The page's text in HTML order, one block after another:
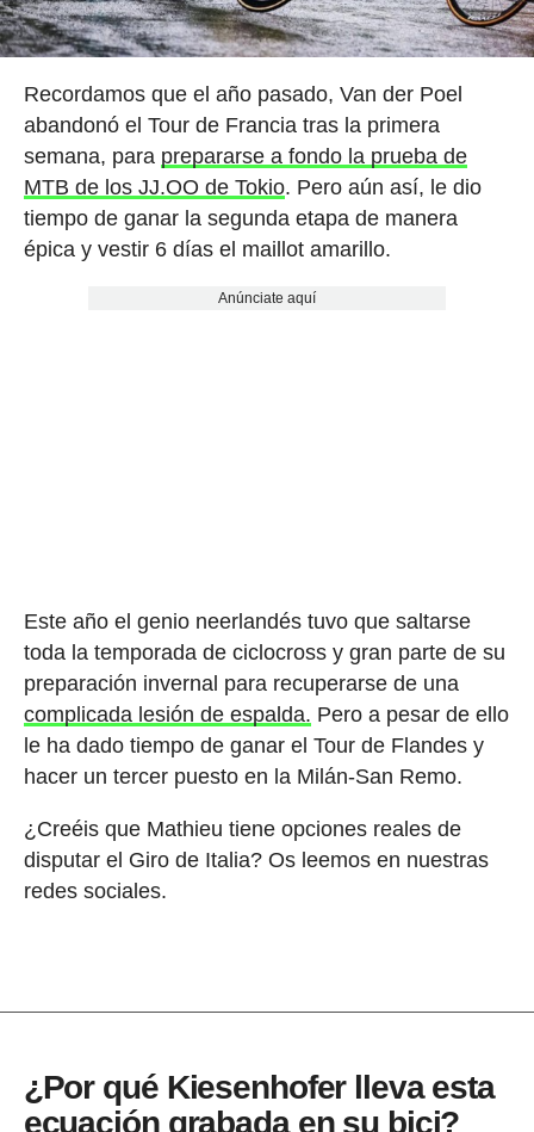
Recordamos que el año pasado, Van der Poel
abandonó el Tour de Francia tras la primera
semana, para prepararse a fondo la prueba de
MTB de los JJ.OO de Tokio. Pero aún así, le dio
tiempo de ganar la segunda etapa de manera
épica y vestir 6 días el maillot amarillo.
Anúnciate aquí
Este año el genio neerlandés tuvo que saltarse
toda la temporada de ciclocross y gran parte de su
preparación invernal para recuperarse de una
complicada lesión de espalda. Pero a pesar de ello
le ha dado tiempo de ganar el Tour de Flandes y
hacer un tercer puesto en la Milán-San Remo.
¿Creéis que Mathieu tiene opciones reales de
disputar el Giro de Italia? Os leemos en nuestras
redes sociales.
¿Por qué Kiesenhofer lleva esta
ecuación grabada en su bici?